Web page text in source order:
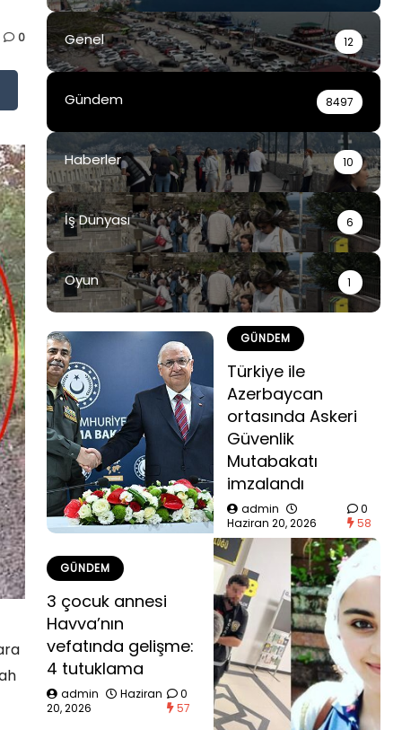
0 Genel 12
Gündem 8497
Haberler 10
İş Dünyası 6
Oyun 1
GÜNDEM
Türkiye ile
Azerbaycan
ortasında Askeri
Güvenlik
Mutabakatı
imzalandı
admin
Haziran 20, 2026
0
58
GÜNDEM
3 çocuk annesi
Havva’nın
vefatında gelişme:
4 tutuklama
admin
Haziran
20, 2026
0
57